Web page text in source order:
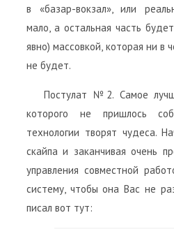
в «базар-вокзал», или
мало, а остальная часть
явно) массовкой, которая ни в
не будет.
Постулат №2. Самое
которого не пришлось
технологии творят чудеса.
скайпа и заканчивая очень
управления совместной
систему, чтобы она Вас не
писал вот тут: